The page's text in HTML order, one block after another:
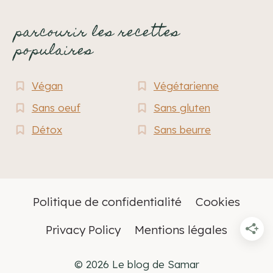
parcourir les recettes
populaires
Végan
Végétarienne
Sans oeuf
Sans gluten
Détox
Sans beurre
Politique de confidentialité
Cookies
Privacy Policy
Mentions légales
© 2026 Le blog de Samar